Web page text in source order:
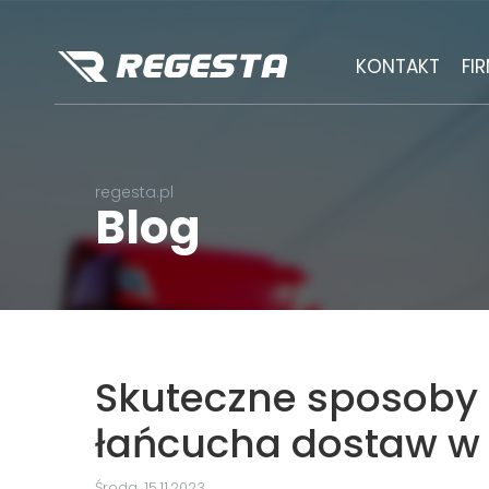
KONTAKT
regesta.pl
Blog
Skuteczne
łańcucha dostaw